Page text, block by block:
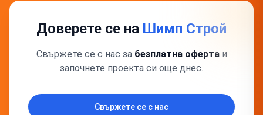
Доверете се на Шимп Строй
Свържете се с нас за безплатна оферта и
започнете проекта си още днес.
Свържете се с нас